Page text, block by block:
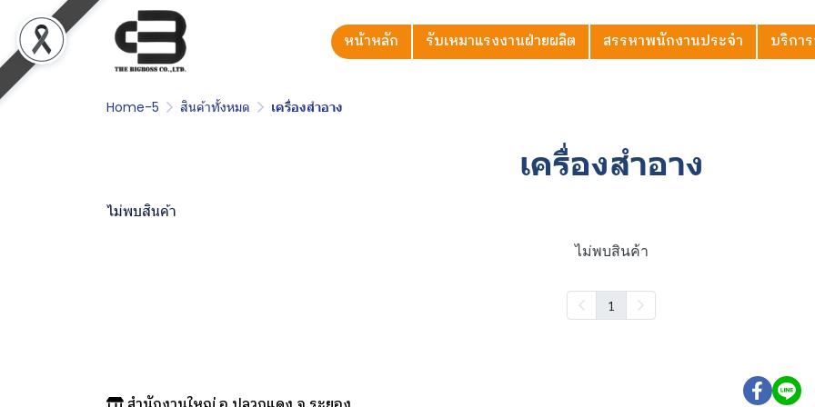
หน้าหลัก รับเหมาแรงงานฝ่ายผลิต สรรหาพนักงานประจำ บริกา
Home-5 สินค้าทั้งหมด เครื่องสำอาง
เครื่องสำอาง
ไม่พบสินค้า
ไม่พบสินค้า
1